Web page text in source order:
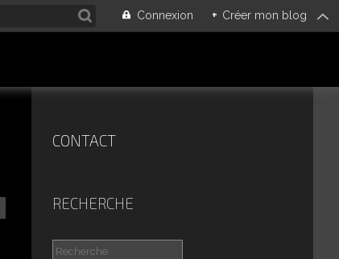
Connexion + Créer mon blog
CONTACT
RECHERCHE